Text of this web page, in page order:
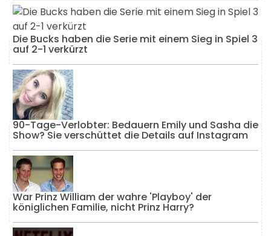
Die Bucks haben die Serie mit einem Sieg in Spiel 3
auf 2-1 verkürzt
90-Tage-Verlobter: Bedauern Emily und Sasha die
Show? Sie verschüttet die Details auf Instagram
War Prinz William der wahre 'Playboy' der
königlichen Familie, nicht Prinz Harry?